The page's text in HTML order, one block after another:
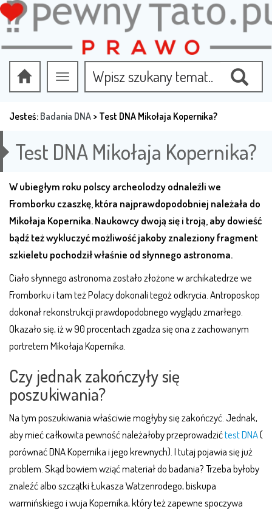
Przełącz
nawigację
Jesteś: Badania DNA > Test DNA Mikołaja Kopernika?
Test DNA Mikołaja Kopernika?
W ubiegłym roku polscy archeolodzy odnaleźli we
Fromborku czaszkę, która najprawdopodobniej należała do
Mikołaja Kopernika. Naukowcy dwoją się i troją, aby dowieść
bądź też wykluczyć możliwość jakoby znaleziony fragment
szkieletu pochodził właśnie od słynnego astronoma.
Ciało słynnego astronoma zostało złożone w archikatedrze we
Fromborku i tam też Polacy dokonali tegoż odkrycia. Antroposkop
dokonał rekonstrukcji prawdopodobnego wyglądu zmarłego.
Okazało się, iż w 90 procentach zgadza się ona z zachowanym
portretem Mikołaja Kopernika.
Czy jednak zakończyły się
poszukiwania?
Na tym poszukiwania właściwie mogłyby się zakończyć. Jednak,
aby mieć całkowita pewność należałoby przeprowadzićtest DNA(
porównać DNA Kopernika i jego krewnych). I tutaj pojawia się już
problem. Skąd bowiem wziąć materiał do badania? Trzeba byłoby
znaleźć albo szczątki Łukasza Watzenrodego, biskupa
warmińskiego i wuja Kopernika, który też zapewne spoczywa